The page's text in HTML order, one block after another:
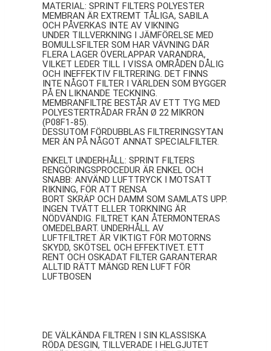
MATERIAL: SPRINT FILTERS POLYESTER
MEMBRAN ÄR EXTREMT TÅLIGA, SABILA
OCH PÅVERKAS INTE AV VIKNING
UNDER TILLVERKNING I JÄMFÖRELSE MED
BOMULLSFILTER SOM HAR VÄVNING DÄR
FLERA LAGER ÖVERLAPPAR VARANDRA,
VILKET LEDER TILL I VISSA OMRÅDEN DÅLIG
OCH INEFFEKTIV FILTRERING. DET FINNS
INTE NÅGOT FILTER I VÄRLDEN SOM BYGGER
PÅ EN LIKNANDE TECKNING.
MEMBRANFILTRE BESTÅR AV ETT TYG MED
POLYESTERTRÅDAR FRÅN Ø 22 MIKRON
(P08F1-85).
DESSUTOM FÖRDUBBLAS FILTRERINGSYTAN
MER ÄN PÅ NÅGOT ANNAT SPECIALFILTER.
ENKELT UNDERHÅLL: SPRINT FILTERS
RENGÖRINGSPROCEDUR ÄR ENKEL OCH
SNABB: ANVÄND LUFTTRYCK I MOTSATT
RIKNING, FÖR ATT RENSA
BORT SKRÄP OCH DAMM SOM SAMLATS UPP.
INGEN TVÄTT ELLER TORKNING ÄR
NÖDVÄNDIG. FILTRET KAN ÅTERMONTERAS
OMEDELBART. UNDERHÅLL AV
LUFTFILTRET ÄR VIKTIGT FÖR MOTORNS
SKYDD, SKÖTSEL OCH EFFEKTIVET. ETT
RENT OCH OSKADAT FILTER GARANTERAR
ALLTID RÄTT MÄNGD REN LUFT FÖR
LUFTBOSEN
DE VÄLKÄNDA FILTREN I SIN KLASSISKA
RÖDA DESGIN, TILLVERADE I HELGJUTET